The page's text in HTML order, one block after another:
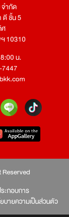
ำกัด
ดี ชั้น 5
ฯ 10310
น.
ะกอบการ
บายความเป็นส่วนตัว